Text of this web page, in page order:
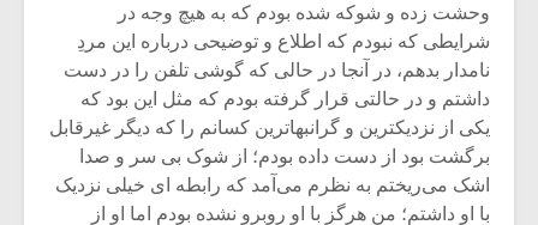
وحشت زده و شوکه شده بودم که به هیچ وجه در
شرایطی که نبودم که اطلاع و توضیحی درباره این مردِ
نامدار بدهم، در آنجا در حالی که گوشی تلفن را در دست
داشتم و در حالتی قرار گرفته بودم که مثل این بود که
یکی از نزدیکترین و گرانبهاترین کسانم را که دیگر غیرقابل
برگشت بود از دست داده بودم؛ از شوک بی سر و صدا
اشک می‌ریختم به نظرم می‌آمد که رابطه ای خیلی نزدیک
با او داشتم؛ من هرگز با او روبرو نشده بودم اما او از